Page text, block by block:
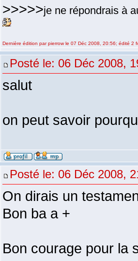
>>>>>je ne répondrais à
Dernière édition par pierrow le 07 Déc 2008, 20:56; édité 2
Posté le: 06 Déc 2008,
salut
on peut savoir
Posté le: 06 Déc 2008,
On dirais un
Bon ba a +
Bon courage pour la